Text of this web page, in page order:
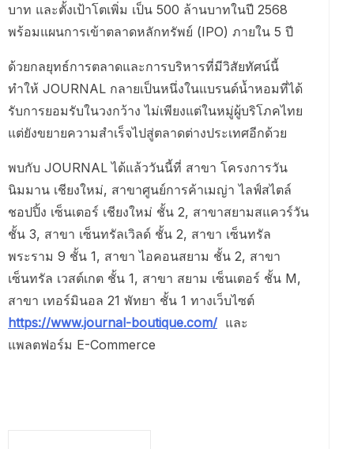
บาท และตั้งเป้าโตเพิ่ม เป็น 500 ล้านบาทในปี 2568
พร้อมแผนการเข้าตลาดหลักทรัพย์ (IPO) ภายใน 5 ปี
ด้วยกลยุทธ์การตลาดและการบริหารที่มีวิสัยทัศน์นี้
ทำให้ JOURNAL กลายเป็นหนึ่งในแบรนด์น้ำหอมที่ได้
รับการยอมรับในวงกว้าง ไม่เพียงแต่ในหมู่ผู้บริโภคไทย
แต่ยังขยายความสำเร็จไปสู่ตลาดต่างประเทศอีกด้วย
พบกับ JOURNAL ได้แล้ววันนี้ที่ สาขา โครงการวัน
นิมมาน เชียงใหม่, สาขาศูนย์การค้าเมญ่า ไลฟ์สไตล์
ชอปปิ้ง เซ็นเตอร์ เชียงใหม่ ชั้น 2, สาขาสยามสแควร์วัน
ชั้น 3, สาขา เซ็นทรัลเวิลด์ ชั้น 2, สาขา เซ็นทรัล
พระราม 9 ชั้น 1, สาขา ไอคอนสยาม ชั้น 2, สาขา
เซ็นทรัล เวสต์เกต ชั้น 1, สาขา สยาม เซ็นเตอร์ ชั้น M,
สาขา เทอร์มินอล 21 พัทยา ชั้น 1 ทางเว็บไซต์
https://www.journal-boutique.com/ และ
แพลตฟอร์ม E-Commerce